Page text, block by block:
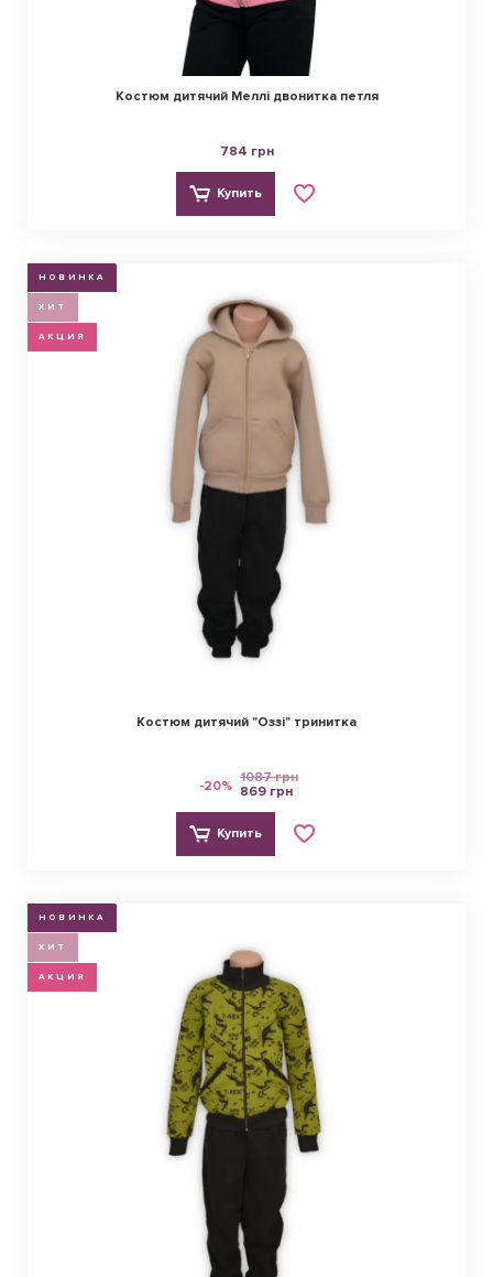
Костюм дитячий Меллі двонитка петля
784 грн
Купить
НОВИНКА
ХИТ
АКЦИЯ
Костюм дитячий "Оззі" тринитка
-20% 1087 грн
869 грн
Купить
НОВИНКА
ХИТ
АКЦИЯ